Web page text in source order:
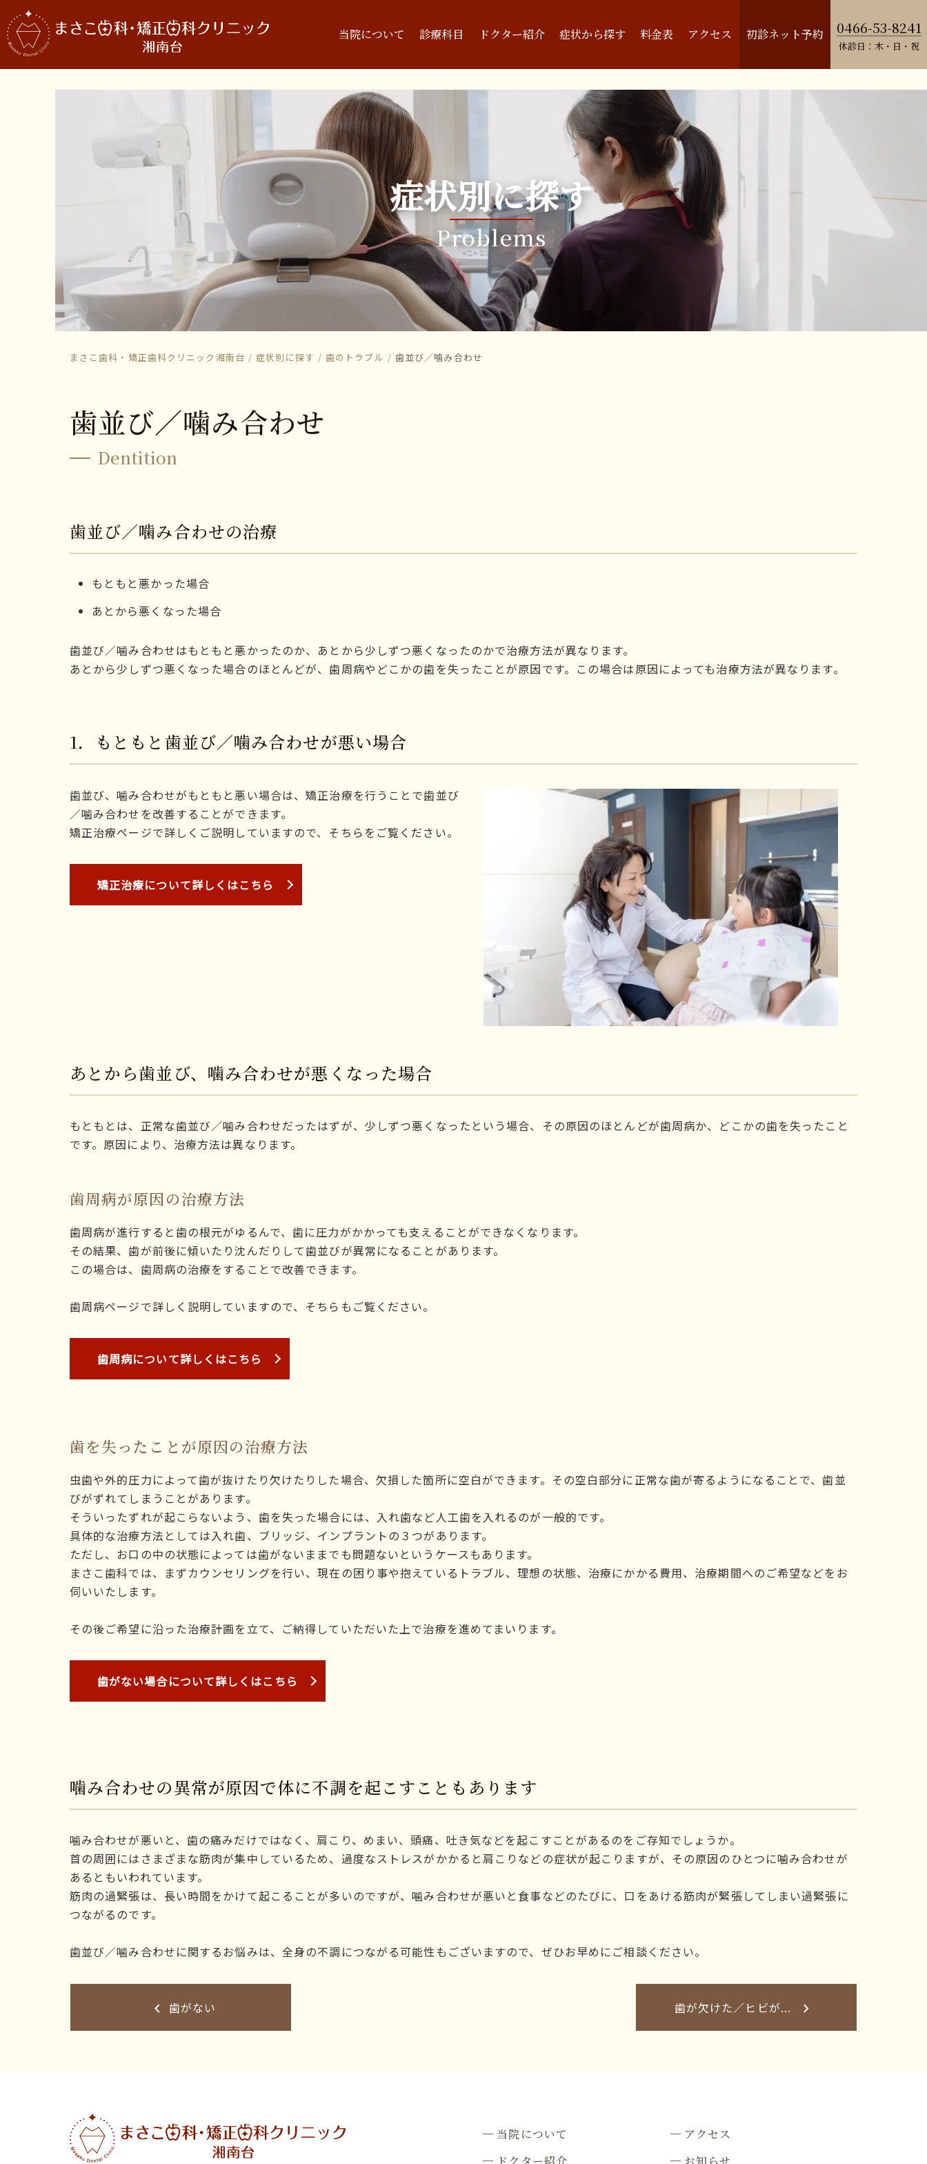
当院について 診療科目 ドクター紹介 症状から探す 料金表 アクセス 初診ネット予約 0466-53-8241
休診日：木・日・祝
症状別に探す
Problems
まさこ歯科・矯正歯科クリニック湘南台 症状別に探す 歯のトラブル 歯並び／噛み合わせ
歯並び／噛み合わせ
Dentition
歯並び／噛み合わせの治療
もともと悪かった場合
あとから悪くなった場合
歯並び／噛み合わせはもともと悪かったのか、あとから少しずつ悪くなったのかで治療方法が異なります。
あとから少しずつ悪くなった場合のほとんどが、歯周病やどこかの歯を失ったことが原因です。この場合は原因によっても治療方法が異なります。
1．もともと歯並び／噛み合わせが悪い場合
歯並び、噛み合わせがもともと悪い場合は、矯正治療を行うことで歯並び
／噛み合わせを改善することができます。
矯正治療ページで詳しくご説明していますので、そちらをご覧ください。
矯正治療について詳しくはこちら
あとから歯並び、噛み合わせが悪くなった場合
もともとは、正常な歯並び／噛み合わせだったはずが、少しずつ悪くなったという場合、その原因のほとんどが歯周病か、どこかの歯を失ったこと
です。原因により、治療方法は異なります。
歯周病が原因の治療方法
歯周病が進行すると歯の根元がゆるんで、歯に圧力がかかっても支えることができなくなります。
その結果、歯が前後に傾いたり沈んだりして歯並びが異常になることがあります。
この場合は、歯周病の治療をすることで改善できます。
歯周病ページで詳しく説明していますので、そちらもご覧ください。
歯周病について詳しくはこちら
歯を失ったことが原因の治療方法
虫歯や外的圧力によって歯が抜けたり欠けたりした場合、欠損した箇所に空白ができます。その空白部分に正常な歯が寄るようになることで、歯並
びがずれてしまうことがあります。
そういったずれが起こらないよう、歯を失った場合には、入れ歯など人工歯を入れるのが一般的です。
具体的な治療方法としては入れ歯、ブリッジ、インプラントの３つがあります。
ただし、お口の中の状態によっては歯がないままでも問題ないというケースもあります。
まさこ歯科では、まずカウンセリングを行い、現在の困り事や抱えているトラブル、理想の状態、治療にかかる費用、治療期間へのご希望などをお
伺いいたします。
その後ご希望に沿った治療計画を立て、ご納得していただいた上で治療を進めてまいります。
歯がない場合について詳しくはこちら
噛み合わせの異常が原因で体に不調を起こすこともあります
噛み合わせが悪いと、歯の痛みだけではなく、肩こり、めまい、頭痛、吐き気などを起こすことがあるのをご存知でしょうか。
首の周囲にはさまざまな筋肉が集中しているため、過度なストレスがかかると肩こりなどの症状が起こりますが、その原因のひとつに噛み合わせが
あるともいわれています。
筋肉の過緊張は、長い時間をかけて起こることが多いのですが、噛み合わせが悪いと食事などのたびに、口をあける筋肉が緊張してしまい過緊張に
つながるのです。
歯並び／噛み合わせに関するお悩みは、全身の不調につながる可能性もございますので、ぜひお早めにご相談ください。
keyboard_arrow_left 歯がない 歯が欠けた／ヒビが... keyboard_arrow_right
当院について
ドクター紹介
アクセス
お知らせ